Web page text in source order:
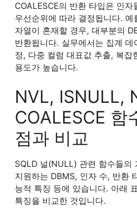
COALESCE의 반환 타입은 인자
우선순위에 따라 결정됩니다. 예
자열이 혼재할 경우, 대부분의
반환됩니다. 실무에서는 집계 데
정, 다중 컬럼 대표값 추출, 복잡
용도가 높습니다.
NVL, ISNULL,
COALESCE 함
점과 비교
SQLD 널(NULL) 관련 함수들의
지원하는 DBMS, 인자 수, 반환
능적 특징 등에 있습니다. 아래
특징을 비교한 것입니다.